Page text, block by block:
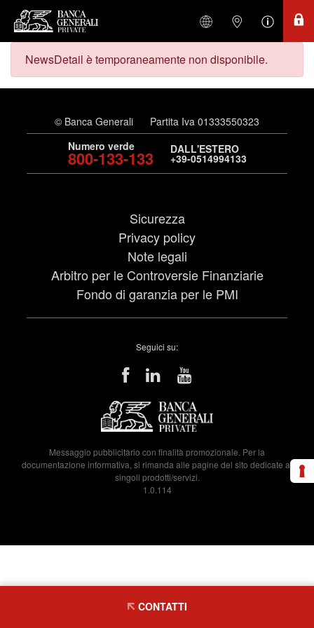
NewsDetail è temporaneamente non disponibile.
© Banca Generali
Partita Iva 01333550323
Numero verde
800-133-133 DALL'ESTERO
+39-0514994133
Sicurezza
Privacy policy
Note legali
Arbitro per le Controversie Finanziarie
Fondo di garanzia per le PMI
Seguici su:
Messaggio pubblicitario con finalità promozionale. Per la
documentazione informativa, si rimanda alle pagine del sito dedicate ai
singoli prodotti/servizi.
1.0.114
CONTATTI